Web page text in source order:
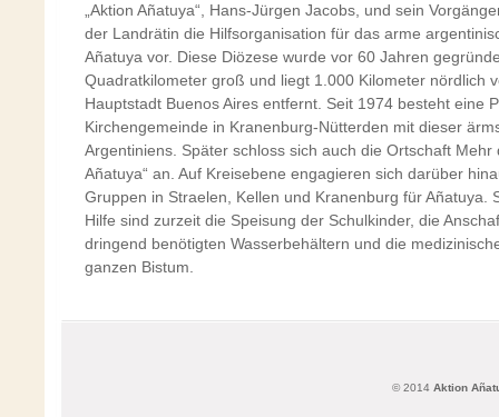
„Aktion Añatuya“, Hans-Jürgen Jacobs, und sein
der Landrätin die Hilfsorganisation für das arme
Añatuya vor. Diese Diözese wurde vor 60 Jahren
Quadratkilometer groß und liegt 1.000 Kilometer nördlich
Hauptstadt Buenos Aires entfernt. Seit 1974 besteht eine
Kirchengemeinde in Kranenburg-Nütterden mit dieser
Argentiniens. Später schloss sich auch die Ortschaft Mehr
Añatuya“ an. Auf Kreisebene engagieren sich darüber
Gruppen in Straelen, Kellen und Kranenburg für Añatuya.
Hilfe sind zurzeit die Speisung der Schulkinder, die
dringend benötigten Wasserbehältern und die
ganzen Bistum.
© 2014 Aktion